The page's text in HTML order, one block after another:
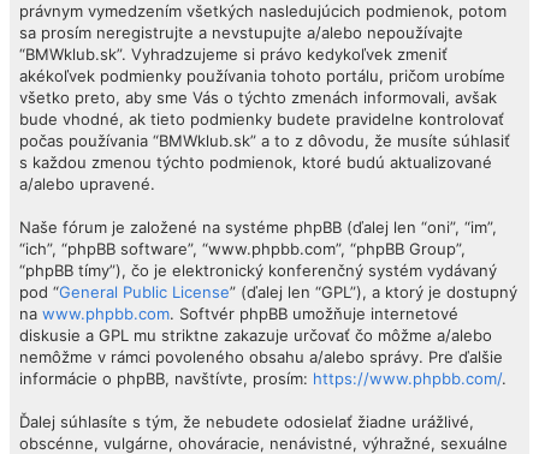
právnym vymedzením všetkých nasledujúcich podmienok, potom
sa prosím neregistrujte a nevstupujte a/alebo nepoužívajte
“BMWklub.sk”. Vyhradzujeme si právo kedykoľvek zmeniť
akékoľvek podmienky používania tohoto portálu, pričom urobíme
všetko preto, aby sme Vás o týchto zmenách informovali, avšak
bude vhodné, ak tieto podmienky budete pravidelne kontrolovať
počas používania “BMWklub.sk” a to z dôvodu, že musíte súhlasiť
s každou zmenou týchto podmienok, ktoré budú aktualizované
a/alebo upravené.
Naše fórum je založené na systéme phpBB (ďalej len “oni”, “im”,
“ich”, “phpBB software”, “www.phpbb.com”, “phpBB Group”,
“phpBB tímy”), čo je elektronický konferenčný systém vydávaný
pod “General Public License” (ďalej len “GPL”), a ktorý je dostupný
na www.phpbb.com. Softvér phpBB umožňuje internetové
diskusie a GPL mu striktne zakazuje určovať čo môžme a/alebo
nemôžme v rámci povoleného obsahu a/alebo správy. Pre ďalšie
informácie o phpBB, navštívte, prosím: https://www.phpbb.com/.
Ďalej súhlasíte s tým, že nebudete odosielať žiadne urážlivé,
obscénne, vulgárne, ohováracie, nenávistné, výhražné, sexuálne